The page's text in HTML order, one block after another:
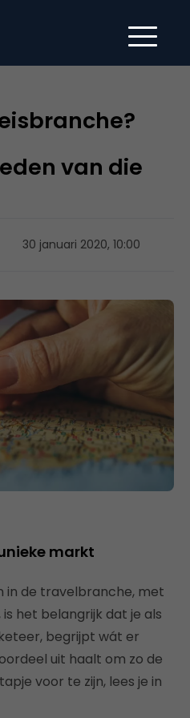
van die
30 januari 2020, 10:00
markt
in de travelbranche, met
het belangrijk dat je als
begrijpt wát er
uit haalt om zo de
voor te zijn, lees je in